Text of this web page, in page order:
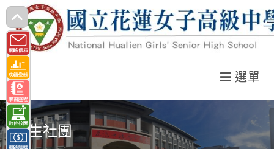
跳
轉
至
主
要
內
容
選單
學生社團